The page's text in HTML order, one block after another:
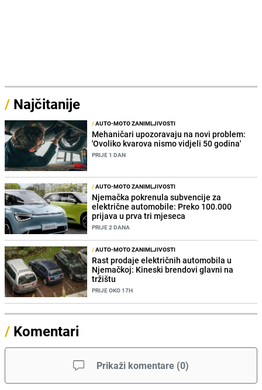
/ Najčitanije
/AUTO-MOTO ZANIMLJIVOSTI
Mehaničari upozoravaju na novi problem:
'Ovoliko kvarova nismo vidjeli 50 godina'
PRIJE 1 DAN
/AUTO-MOTO ZANIMLJIVOSTI
Njemačka pokrenula subvencije za
električne automobile: Preko 100.000
prijava u prva tri mjeseca
PRIJE 2 DANA
/AUTO-MOTO ZANIMLJIVOSTI
Rast prodaje električnih automobila u
Njemačkoj: Kineski brendovi glavni na
tržištu
PRIJE OKO 17H
/ Komentari
Prikaži komentare (0)